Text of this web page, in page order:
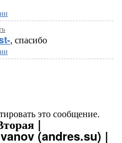
, спасибо
это сообщение.
|
(andres.su) |